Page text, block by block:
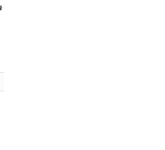
Website